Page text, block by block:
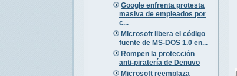
Google enfrenta protesta
masiva de empleados por
c...
Microsoft libera el código
fuente de MS-DOS 1.0 en...
Rompen la protección
anti-piratería de Denuvo
Microsoft reemplaza